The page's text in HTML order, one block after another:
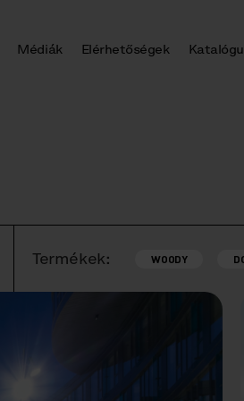
Médiák Elérhetőségek
Termékek: WOODY